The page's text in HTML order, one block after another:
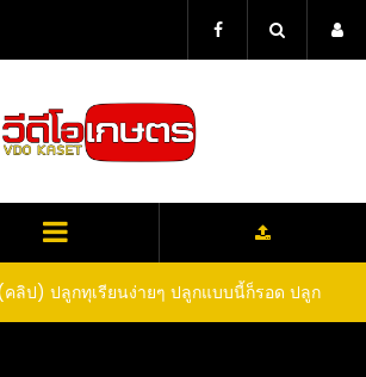
ลิป) ปลูกทุเรียนง่ายๆ ปลูกแบบนี้ก็รอด ปลูก
ทุเรียนต้นคู่ แบบเสียบยอดและเมล็ด